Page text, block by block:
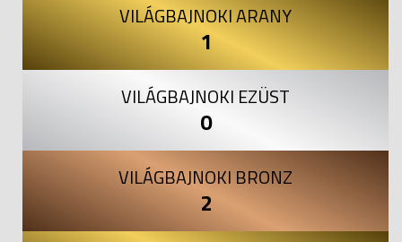
VILÁGBAJNOKI ARANY
1
VILÁGBAJNOKI EZÜST
0
VILÁGBAJNOKI BRONZ
2